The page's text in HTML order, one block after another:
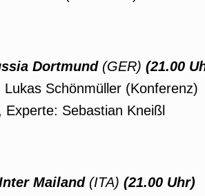
Dortmund (GER) (21.00
Schönmüller (Konferenz)
Sebastian Kneißl
Mailand (ITA) (21.00 Uhr)